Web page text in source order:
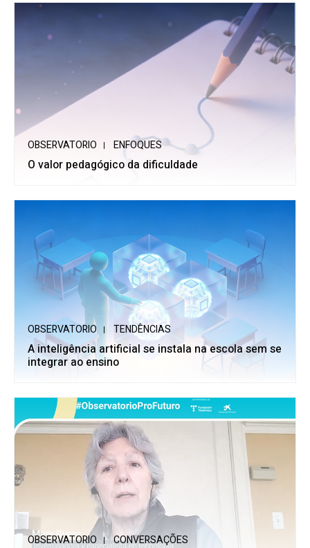
OBSERVATORIO ENFOQUES
O valor pedagógico da dificuldade
OBSERVATORIO TENDÊNCIAS
A inteligência artificial se instala na escola sem se
integrar ao ensino
OBSERVATORIO CONVERSAÇÕES